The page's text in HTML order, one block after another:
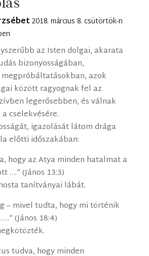
2018. március 8. csütörtök-n
az Isten dolgai, akarata
bizonyosságában,
azok
között ragyognak fel az
legerősebben, és válnak
cselekvésére.
igazolását látom drága
előtti időszakában:
hogy az Atya minden hatalmat a
….” (János 13:3)
tanítványai lábát.
– mivel tudta, hogy mi történik
(János 18:4)
tudva, hogy minden